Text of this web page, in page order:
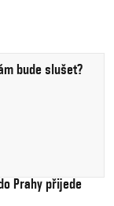
bude slušet?
Prahy přijede